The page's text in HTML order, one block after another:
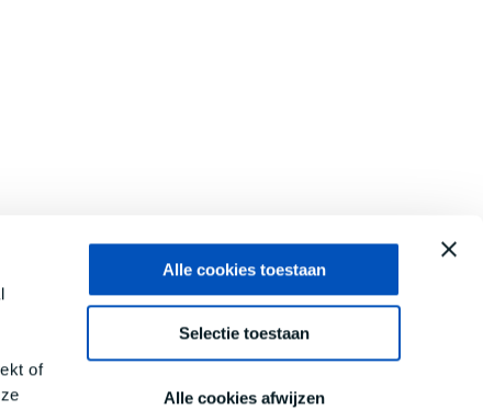
of
Alle cookies toestaan
Selectie toestaan
Alle cookies afwijzen